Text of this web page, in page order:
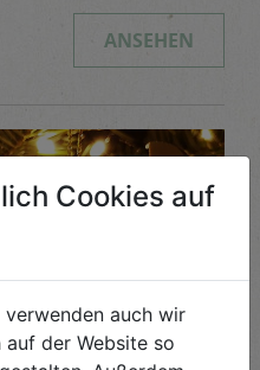
ANSEHEN
Cookies auf
auch wir
auf der Website so